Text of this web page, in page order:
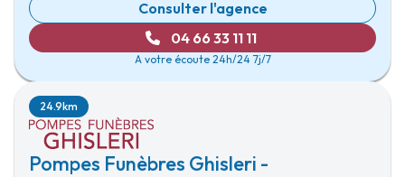
Consulter l'agence
04 66 33 11 11
A votre écoute 24h/24 7j/7
Pompes Funèbres Ghisleri -
24.9km